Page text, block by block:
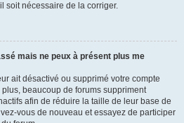
soit nécessaire de la corriger.
mais ne peux à présent plus me
ait désactivé ou supprimé votre compte
beaucoup de forums suppriment
afin de réduire la taille de leur base de
vous de nouveau et essayez de participer